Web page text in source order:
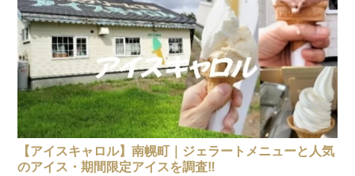
【アイスキャロル】南幌町｜ジェラートメニューと人気
のアイス・期間限定アイスを調査‼